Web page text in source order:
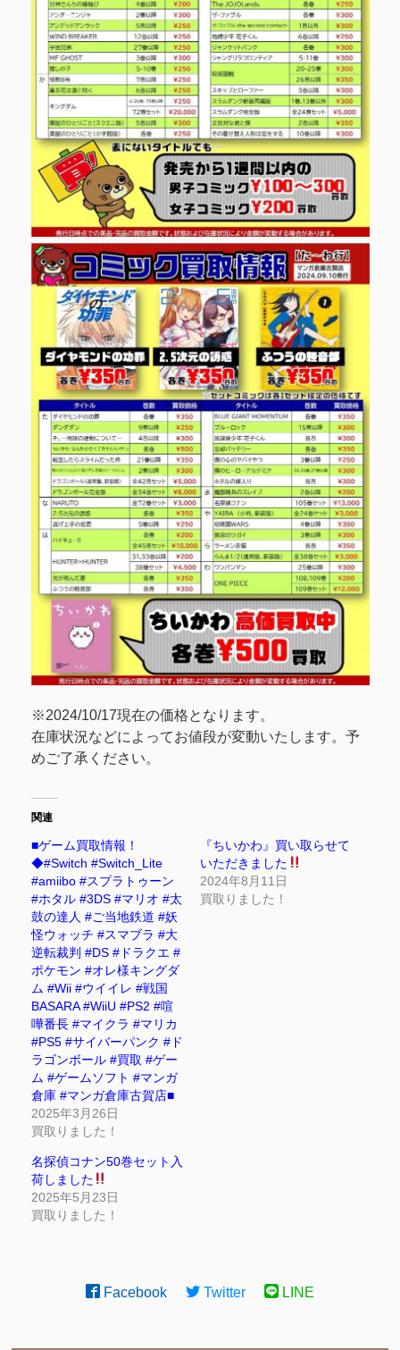
※2024/10/17現在の価格となります。
在庫状況などによってお値段が変動いたします。予
めご了承ください。
関連
■ゲーム買取情報！
◆#Switch #Switch_Lite
#amiibo #スプラトゥーン
#ホタル #3DS #マリオ #太
鼓の達人 #ご当地鉄道 #妖
怪ウォッチ #スマブラ #大
逆転裁判 #DS #ドラクエ #
ポケモン #オレ様キングダ
ム #Wii #ウイイレ #戦国
BASARA #WiiU #PS2 #喧
嘩番長 #マイクラ #マリカ
#PS5 #サイバーパンク #ド
ラゴンボール #買取 #ゲー
ム #ゲームソフト #マンガ
倉庫 #マンガ倉庫古賀店■
2025年3月26日
買取りました！
『ちいかわ』買い取らせて
いただきました
2024年8月11日
買取りました！
名探偵コナン50巻セット入
荷しました
2025年5月23日
買取りました！
Facebook Twitter LINE